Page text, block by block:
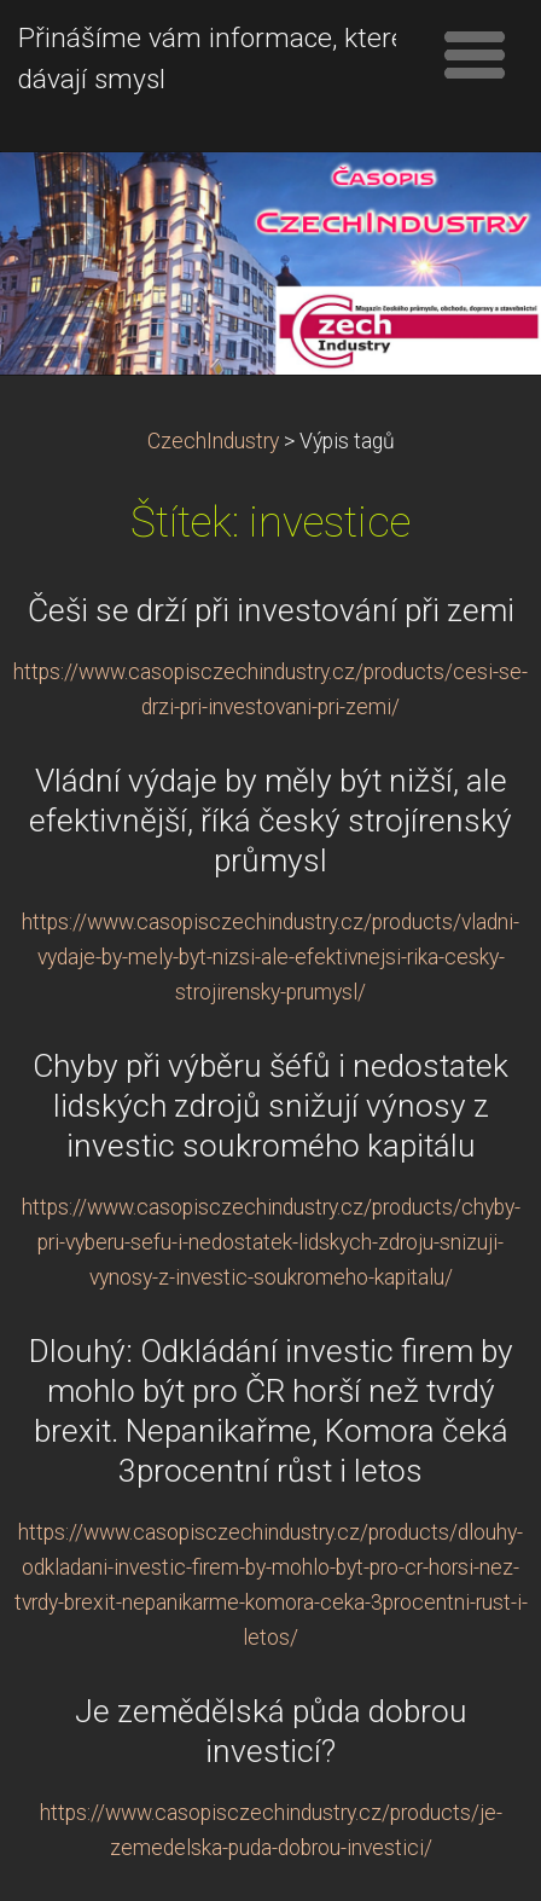
Přinášíme vám informace, které
dávají smysl
CzechIndustry > Výpis tagů
Štítek: investice
Češi se drží při investování při zemi
https://www.casopisczechindustry.cz/products/cesi-se-
drzi-pri-investovani-pri-zemi/
Vládní výdaje by měly být nižší, ale
efektivnější, říká český strojírenský
průmysl
https://www.casopisczechindustry.cz/products/vladni-
vydaje-by-mely-byt-nizsi-ale-efektivnejsi-rika-cesky-
strojirensky-prumysl/
Chyby při výběru šéfů i nedostatek
lidských zdrojů snižují výnosy z
investic soukromého kapitálu
https://www.casopisczechindustry.cz/products/chyby-
pri-vyberu-sefu-i-nedostatek-lidskych-zdroju-snizuji-
vynosy-z-investic-soukromeho-kapitalu/
Dlouhý: Odkládání investic firem by
mohlo být pro ČR horší než tvrdý
brexit. Nepanikařme, Komora čeká
3procentní růst i letos
https://www.casopisczechindustry.cz/products/dlouhy-
odkladani-investic-firem-by-mohlo-byt-pro-cr-horsi-nez-
tvrdy-brexit-nepanikarme-komora-ceka-3procentni-rust-i-
letos/
Je zemědělská půda dobrou
investicí?
https://www.casopisczechindustry.cz/products/je-
zemedelska-puda-dobrou-investici/